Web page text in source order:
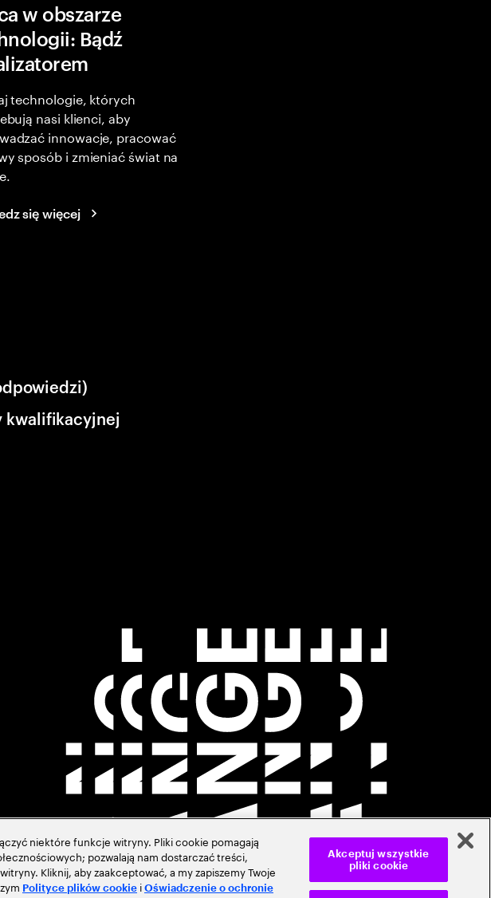
w obszarze
Bądź
technologie, których
nasi klienci, aby
innowacje, pracować
sposób i zmieniać świat na
się więcej
kwalifikacyjnej
niektóre funkcje witryny. Pliki cookie pomagają
pozwalają nam dostarczać treści,
Kliknij, aby zaakceptować, a my zapiszemy Twoje
Polityce plików cookie i Oświadczenie o ochronie
Akceptuj wszystkie
pliki cookie